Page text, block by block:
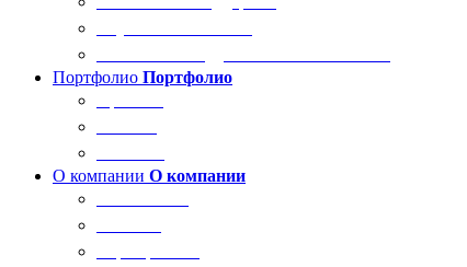
Портфолио Портфолио
О компании О компании